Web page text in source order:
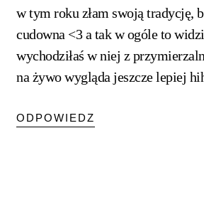
w tym roku złam swoją tradycję,
cudowna <3 a tak w ogóle to
wychodziłaś w niej z
na żywo wygląda jeszcze lepiej
ODPOWIEDZ